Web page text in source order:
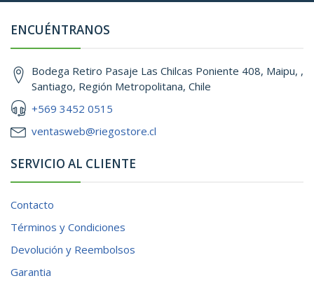
ENCUÉNTRANOS
Bodega Retiro Pasaje Las Chilcas Poniente 408, Maipu, ,
Santiago, Región Metropolitana, Chile
+569 3452 0515
ventasweb@riegostore.cl
SERVICIO AL CLIENTE
Contacto
Términos y Condiciones
Devolución y Reembolsos
Garantia